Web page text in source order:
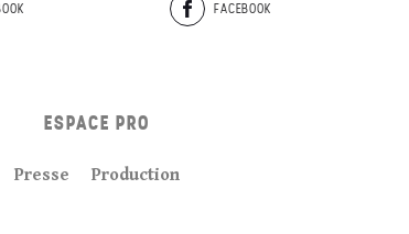
FACEBOOK
ESPACE PRO
Presse Production